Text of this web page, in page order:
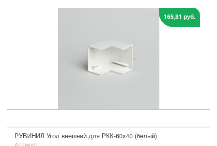
165,81 руб.
РУВИНИЛ Угол внешний для РКК-60х40 (белый)
Артикул :